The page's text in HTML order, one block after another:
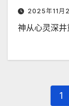
2025年11月
神从心灵深
文
1